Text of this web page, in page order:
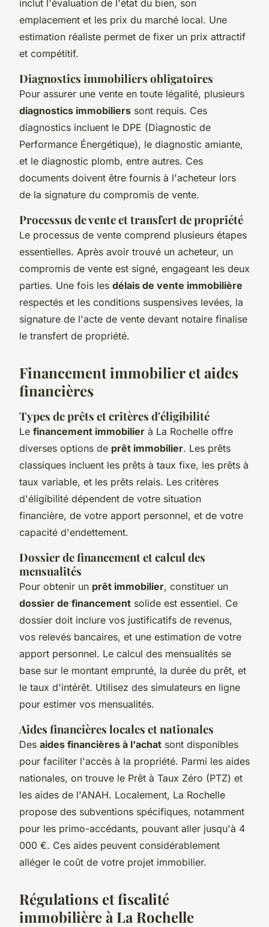
inclut l'évaluation de l'état du bien, son
emplacement et les prix du marché local. Une
estimation réaliste permet de fixer un prix attractif
et compétitif.
Diagnostics immobiliers obligatoires
Pour assurer une vente en toute légalité, plusieurs
diagnostics immobiliers sont requis. Ces
diagnostics incluent le DPE (Diagnostic de
Performance Énergétique), le diagnostic amiante,
et le diagnostic plomb, entre autres. Ces
documents doivent être fournis à l'acheteur lors
de la signature du compromis de vente.
Processus de vente et transfert de propriété
Le processus de vente comprend plusieurs étapes
essentielles. Après avoir trouvé un acheteur, un
compromis de vente est signé, engageant les deux
parties. Une fois les délais de vente immobilière
respectés et les conditions suspensives levées, la
signature de l'acte de vente devant notaire finalise
le transfert de propriété.
Financement immobilier et aides
financières
Types de prêts et critères d'éligibilité
Le financement immobilier à La Rochelle offre
diverses options de prêt immobilier. Les prêts
classiques incluent les prêts à taux fixe, les prêts à
taux variable, et les prêts relais. Les critères
d'éligibilité dépendent de votre situation
financière, de votre apport personnel, et de votre
capacité d'endettement.
Dossier de financement et calcul des
mensualités
Pour obtenir un prêt immobilier, constituer un
dossier de financement solide est essentiel. Ce
dossier doit inclure vos justificatifs de revenus,
vos relevés bancaires, et une estimation de votre
apport personnel. Le calcul des mensualités se
base sur le montant emprunté, la durée du prêt, et
le taux d'intérêt. Utilisez des simulateurs en ligne
pour estimer vos mensualités.
Aides financières locales et nationales
Des aides financières à l'achat sont disponibles
pour faciliter l'accès à la propriété. Parmi les aides
nationales, on trouve le Prêt à Taux Zéro (PTZ) et
les aides de l'ANAH. Localement, La Rochelle
propose des subventions spécifiques, notamment
pour les primo-accédants, pouvant aller jusqu'à 4
000 €. Ces aides peuvent considérablement
alléger le coût de votre projet immobilier.
Régulations et fiscalité
immobilière à La Rochelle